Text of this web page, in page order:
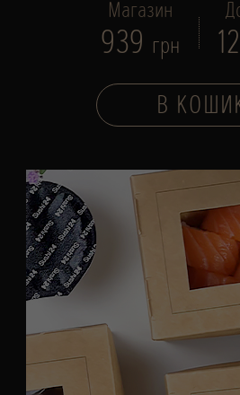
Магазин
939 грн
В